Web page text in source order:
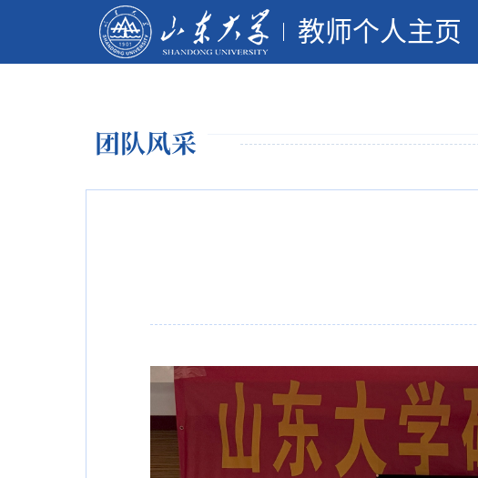
教师个人主页
团队风采